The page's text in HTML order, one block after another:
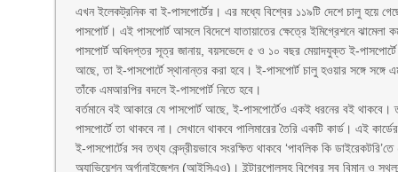
এখন ইলেকট্রনিক বা ই-পাসপোর্টের। এর মধ্যে বিশ্বের ১১৯টি দেশে চালু হয়ে
পাসপোর্ট। এই পাসপোর্ট আসলে বিদেশে যাতায়াতের ক্ষেত্রে ইমিগ্রেশনে ঝামেলা
পাসপোর্ট অধিদপ্তর সূত্র জানায়, বয়সভেদে ৫ ও ১০ বছর মেয়াদযুক্ত ই-
আছে, তা ই-পাসপোর্টে স্থানান্তর করা হবে। ই-পাসপোর্ট চালু হওয়ার সঙ্গে সঙ্গে
তাঁকে এমআরপির বদলে ই-পাসপোর্ট নিতে হবে।
বর্তমানে বই আকারে যে পাসপোর্ট আছে, ই-পাসপোর্টেও একই ধরনের বই
পাসপোর্টে তা থাকবে না। সেখানে থাকবে পালিমারের তৈরি একটি কার্ড। এই
ই-পাসপোর্টের সব তথ্য কেন্দ্রীয়ভাবে সংরক্ষিত থাকবে ‘পাবলিক কি
অ্যাভিয়েশন অর্গানাইজেশন (আইসিএও)। ইন্টারপোলসহ বিশ্বের সব বিমান ও